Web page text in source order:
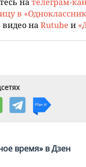
в
наRutube и
время» в Дзен